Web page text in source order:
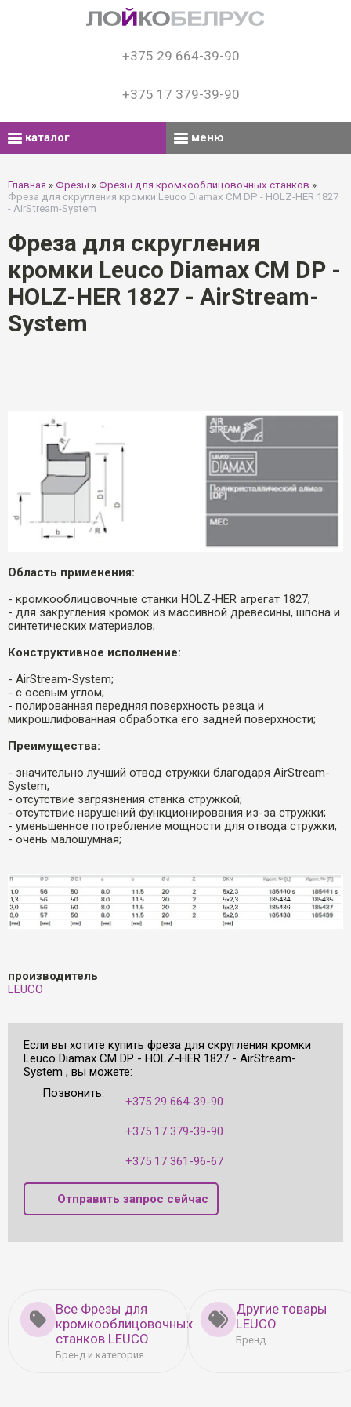
+375 29 664-39-90
+375 17 379-39-90
каталог меню
Главная » Фрезы » Фрезы для кромкооблицовочных станков »
Фреза для скругления кромки Leuco Diamax CM DP - HOLZ-HER 1827
- AirStream-System
Фреза для скругления
кромки Leuco Diamax CM DP -
HOLZ-HER 1827 - AirStream-
System
Область применения:
- кромкооблицовочные станки HOLZ-HER агрегат 1827;
- для закругления кромок из массивной древесины, шпона и
синтетических материалов;
Конструктивное исполнение:
- AirStream-System;
- с осевым углом;
- полированная передняя поверхность резца и
микрошлифованная обработка его задней поверхности;
Преимущества:
- значительно лучший отвод стружки благодаря AirStream-
System;
- отсутствие загрязнения станка стружкой;
- отсутствие нарушений функционирования из-за стружки;
- уменьшенное потребление мощности для отвода стружки;
- очень малошумная;
производитель
LEUCO
Если вы хотите купить фреза для скругления кромки
Leuco Diamax CM DP - HOLZ-HER 1827 - AirStream-
System , вы можете:
Позвонить:
+375 29 664-39-90
+375 17 379-39-90
+375 17 361-96-67
Отправить запрос сейчас
Все Фрезы для
кромкооблицовочных
станков LEUCO
Бренд и категория
Другие товары
LEUCO
Бренд